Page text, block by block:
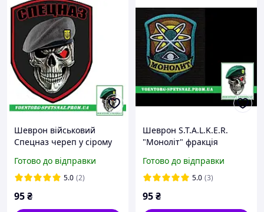
Шеврон військовий
Спецназ череп у сірому
Готово до відправки
5.0 (2)
95₴
Шеврон S.T.A.L.K.E.R.
"Моноліт" фракція
Зробимо будь-який патч!
Готово до відправки
5.0 (3)
95₴